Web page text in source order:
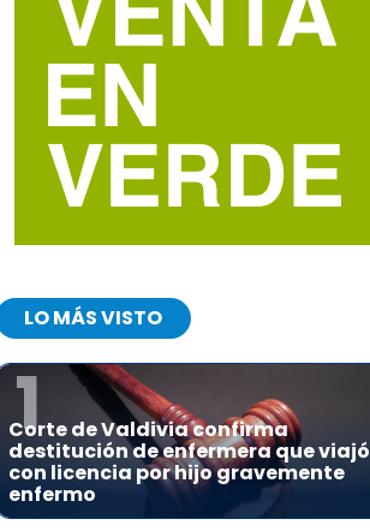
LO MÁS VISTO
1
Corte de Valdivia confirma
destitución de enfermera que viajó
con licencia por hijo gravemente
enfermo